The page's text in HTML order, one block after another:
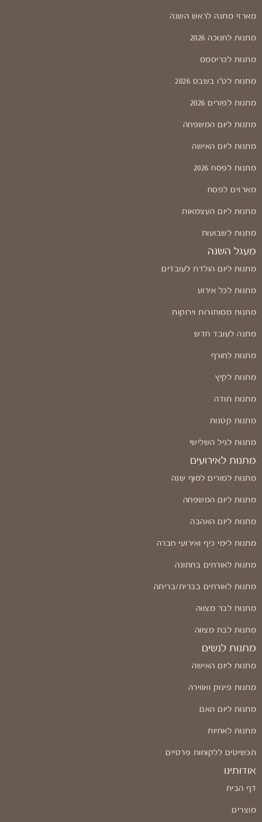
מארזי מתנה לראש השנה
מתנות לחנוכה 2026
מתנות לכריסמס
מתנות לט"ו בשבט 2026
מתנות לפורים 2026
מתנות ליום המשפחה
מתנות ליום האישה
מתנות לפסח 2026
מארזים לפסח
מתנות ליום העצמאות
מתנות לשבועות
מעגל השנה
מתנות ליום הולדת לעובדים
מתנות לכל אירוע
מתנות ממוחזרות וירוקות
מתנה לעובד חדש
מתנות לחורף
מתנות לקיץ
מתנות תודה
מתנות קטנות
מתנות לגיל השלישי
מתנות לאירועים
מתנות למורים לסוף שנה
מתנות ליום המשפחה
מתנות ליום האהבה
מתנות לימי כיף ואירועי חברה
מתנות לאורחים בחתונה
מתנות לאורחים בברית/בריתה
מתנות לבר מצווה
מתנות לבת מצווה
מתנות לנשים
מתנות ליום האישה
מתנות פינוק ואווירה
מתנות ליום האם
מתנות לאחיות
תכשיטים ללקוחות פרטיים
אודותינו
דף הבית
מוצרים